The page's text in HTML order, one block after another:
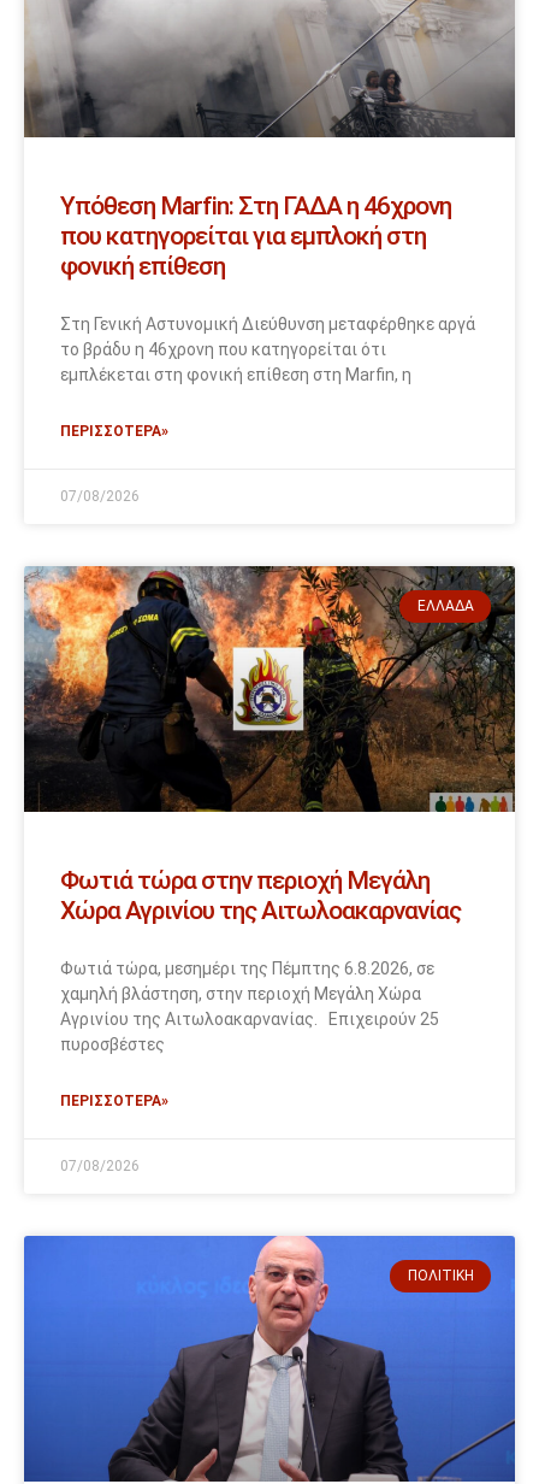
Υπόθεση Marfin: Στη ΓΑΔΑ η 46χρονη
που κατηγορείται για εμπλοκή στη
φονική επίθεση
Στη Γενική Αστυνομική Διεύθυνση μεταφέρθηκε αργά
το βράδυ η 46χρονη που κατηγορείται ότι
εμπλέκεται στη φονική επίθεση στη Marfin, η
ΠΕΡΙΣΣΟΤΕΡΑ»
07/08/2026
ΕΛΛΆΔΑ
Φωτιά τώρα στην περιοχή Μεγάλη
Χώρα Αγρινίου της Αιτωλοακαρνανίας
Φωτιά τώρα, μεσημέρι της Πέμπτης 6.8.2026, σε
χαμηλή βλάστηση, στην περιοχή Μεγάλη Χώρα
Αγρινίου της Αιτωλοακαρνανίας. Επιχειρούν 25
πυροσβέστες
ΠΕΡΙΣΣΟΤΕΡΑ»
07/08/2026
ΠΟΛΙΤΙΚΉ